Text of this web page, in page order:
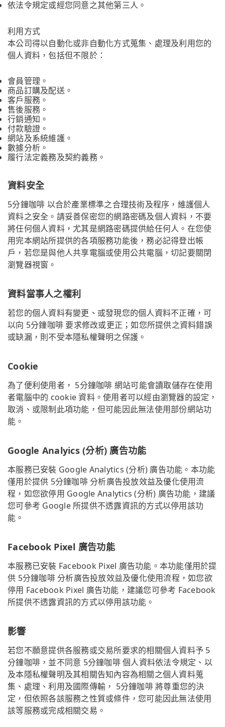
依法令規定或經您同意之其他第三人。
利用方式
本公司得以自動化或非自動化方式蒐集、處理及利用您的
個人資料，包括但不限於：
會員管理。
商品訂購及配送。
客戶服務。
售後服務。
行銷通知。
付款驗證。
網站及系統維護。
數據分析。
履行法定義務及契約義務。
資料安全
5分鐘咖啡 以合於產業標準之合理技術及程序，維護個人
資料之安全。請妥善保密您的網路密碼及個人資料，不要
將任何個人資料，尤其是網路密碼提供給任何人。在您使
用完本網站所提供的各項服務功能後，務必記得登出帳
戶，若您是與他人共享電腦或使用公共電腦，切記要關閉
瀏覽器視窗。
資料當事人之權利
若您的個人資料有變更、或發現您的個人資料不正確，可
以向 5分鐘咖啡 要求修改或更正；如您所提供之資料錯誤
或缺漏，則不受本隱私權聲明之保護。
Cookie
為了便利使用者， 5分鐘咖啡 網站可能會讀取儲存在使用
者電腦中的 cookie 資料。使用者可以經由瀏覽器的設定，
取消、或限制此項功能，但可能因此無法使用部份網站功
能。
Google Analyics (分析) 廣告功能
本服務已安裝 Google Analytics (分析) 廣告功能。本功能
僅用於提供 5分鐘咖啡 分析廣告投放效益及優化使用流
程，如您欲停用 Google Analytics (分析) 廣告功能，建議
您可參考 Google 所提供不透露資訊的方式以停用該功
能。
Facebook Pixel 廣告功能
本服務已安裝 Facebook Pixel 廣告功能。本功能僅用於提
供 5分鐘咖啡 分析廣告投放效益及優化使用流程，如您欲
停用 Facebook Pixel 廣告功能，建議您可參考 Facebook
所提供不透露資訊的方式以停用該功能。
影響
若您不願意提供各服務或交易所要求的相關個人資料予 5
分鐘咖啡，並不同意 5分鐘咖啡 個人資料依法令規定、以
及本隱私權聲明及其相關告知內容為相關之個人資料蒐
集、處理、利用及國際傳輸， 5分鐘咖啡 將尊重您的決
定，但依照各該服務之性質或條件，您可能因此無法使用
該等服務或完成相關交易。